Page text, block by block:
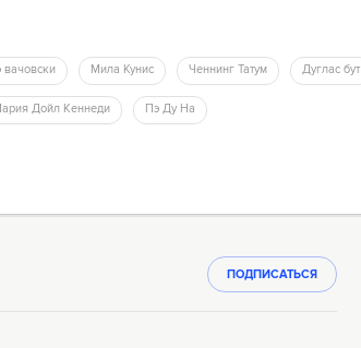
вачовски Мила Кунис Ченнинг Татум Дуглас бут
Мария Дойл Кеннеди Пэ Ду На
ПОДПИСАТЬСЯ